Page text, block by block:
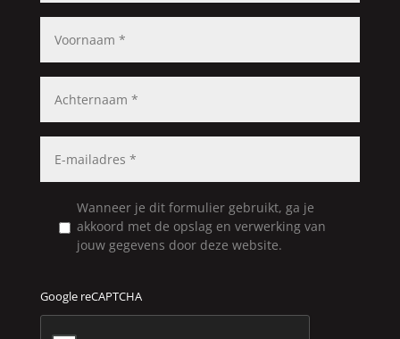
Wanneer je dit formulier gebruikt, ga je
akkoord met de opslag en verwerking van
jouw gegevens door deze website.
Google reCAPTCHA